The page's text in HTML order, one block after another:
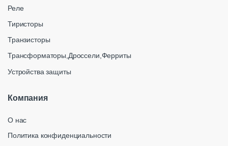
Реле
Тиристоры
Транзисторы
Трансформаторы,Дроссели,Ферриты
Устройства защиты
Компания
О нас
Политика конфиденциальности